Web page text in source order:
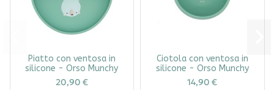
Piatto con ventosa in
silicone - Orso Munchy
20,90 €
Ciotola con ventosa in
silicone - Orso Munchy
14,90 €